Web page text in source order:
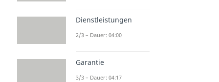
Dienstleistungen
2/3 – Dauer: 04:00
Garantie
3/3 – Dauer: 04:17